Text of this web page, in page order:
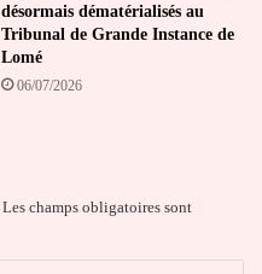
désormais dématérialisés au
Tribunal de Grande Instance de
Lomé
06/07/2026
Les champs obligatoires sont